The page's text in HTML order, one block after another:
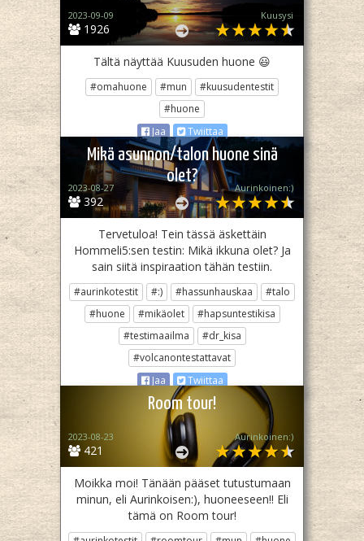
1926
2023-09-09 Kuusysi
Tältä näyttää Kuusuden huone 😃
#omahuone #mun
#kuusudentestit
#huone
Jaa
Twiittaa
Mikä asunnon/talon huone sinä
olet?
392
2023-08-27 Aurinkoinen:)
Tervetuloa! Tein tässä äskettäin
Hommeli5:sen testin: Mikä ikkuna olet? Ja
sain siitä inspiraation tähän testiin.
#aurinkotestit #:) #hassunhauskaa
#talo
#huone
#mikäolet
#hapsuntestikisa
#testimaailma
#dr_kisa
#volcanontestattavat
Jaa
Twiittaa
Room tour!
421
2023-08-23 Aurinkoinen:)
Moikka moi! Tänään pääset tutustumaan
minun, eli Aurinkoisen:), huoneeseen!! Eli
tämä on Room tour!